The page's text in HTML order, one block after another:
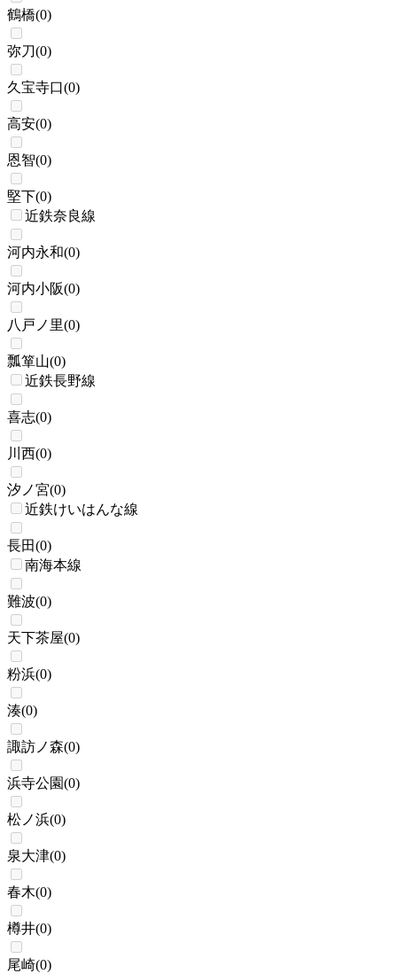
鶴橋(0)
弥刀(0)
久宝寺口(0)
高安(0)
恩智(0)
堅下(0)
近鉄奈良線
河内永和(0)
河内小阪(0)
八戸ノ里(0)
瓢箪山(0)
近鉄長野線
喜志(0)
川西(0)
汐ノ宮(0)
近鉄けいはんな線
長田(0)
南海本線
難波(0)
天下茶屋(0)
粉浜(0)
湊(0)
諏訪ノ森(0)
浜寺公園(0)
松ノ浜(0)
泉大津(0)
春木(0)
樽井(0)
尾崎(0)